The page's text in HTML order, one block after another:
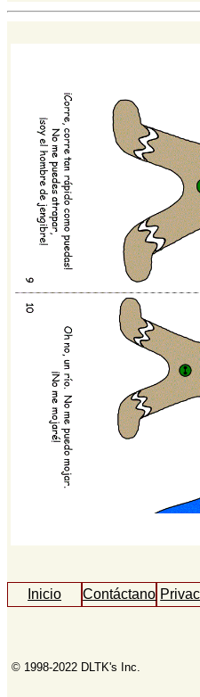
Inicio Contáctanos
© 1998-2022 DLTK's Inc.